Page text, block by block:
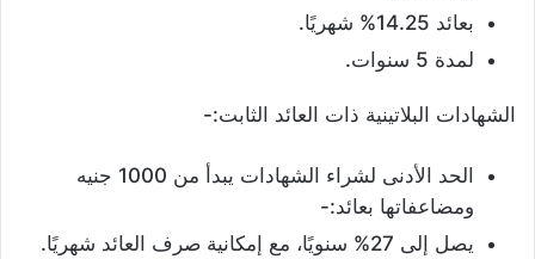
بعائد 14.25% شهريًا.
لمدة 5 سنوات.
الشهادات البلاتينية ذات العائد الثابت:-
الحد الأدنى لشراء الشهادات يبدأ من 1000 جنيه
ومضاعفاتها بعائد:-
يصل إلى 27% سنويًا، مع إمكانية صرف العائد شهريًا.